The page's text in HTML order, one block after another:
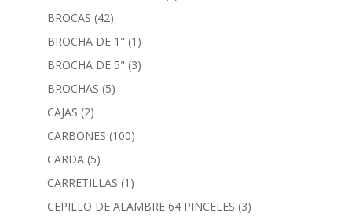
BROCAS (42)
BROCHA DE 1" (1)
BROCHA DE 5" (3)
BROCHAS (5)
CAJAS (2)
CARBONES (100)
CARDA (5)
CARRETILLAS (1)
CEPILLO DE ALAMBRE 64 PINCELES (3)